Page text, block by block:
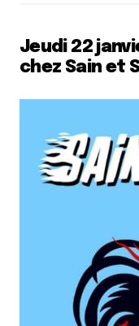
Jeudi 22
chez Sain et